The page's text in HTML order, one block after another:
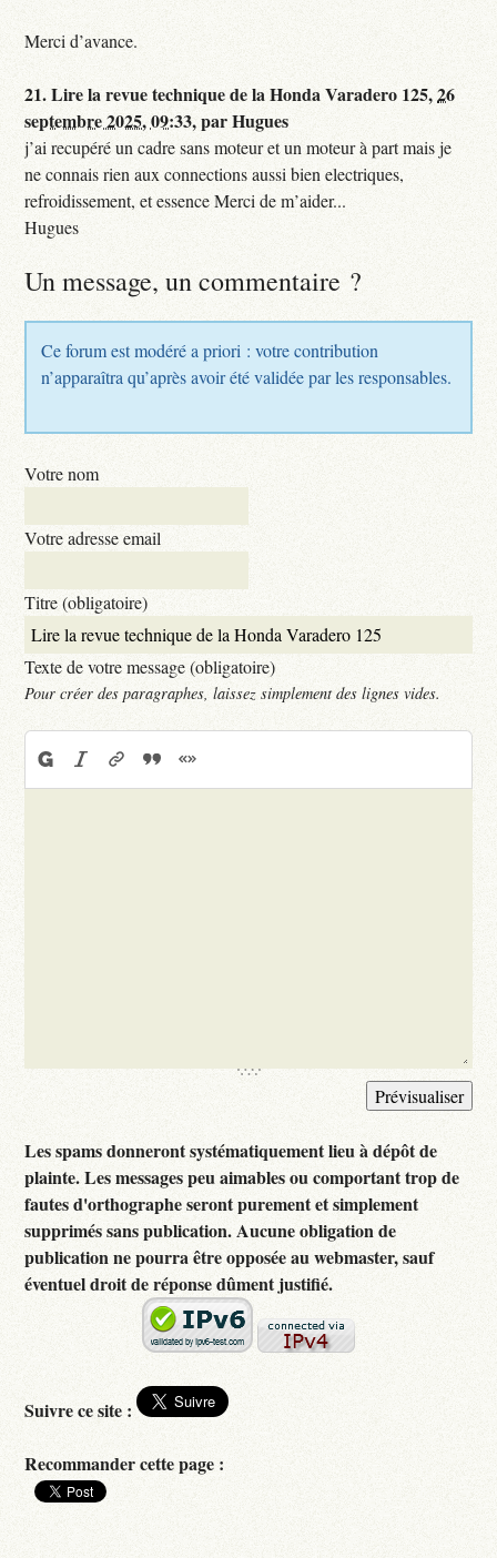
Merci d’avance.
21.Lire la revue technique de la Honda Varadero 125,26
septembre 2025, 09:33,parHugues
j’ai recupéré un cadre sans moteur et un moteur à part mais je
ne connais rien aux connections aussi bien electriques,
refroidissement, et essence Merci de m’aider...
Hugues
Un message, un commentaire ?
Ce forum est modéré a priori : votre contribution
n’apparaîtra qu’après avoir été validée par les responsables.
Votre nom
Votre adresse email
Titre (obligatoire)
Texte de votre message (obligatoire)
Pour créer des paragraphes, laissez simplement des lignes vides.
Les spams donneront systématiquement lieu à dépôt de
plainte. Les messages peu aimables ou comportant trop de
fautes d'orthographe seront purement et simplement
supprimés sans publication. Aucune obligation de
publication ne pourra être opposée au webmaster, sauf
éventuel droit de réponse dûment justifié.
Suivre ce site :
Recommander cette page :